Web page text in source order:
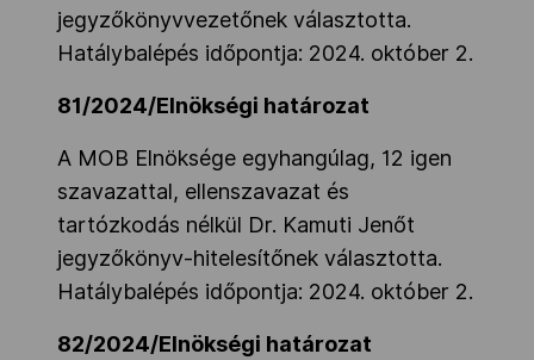
NOB
Társszervezetek
OVEP
jegyzőkönyvvezetőnek választotta.
Hatálybalépés időpontja: 2024. október 2.
81/2024/Elnökségi határozat
A MOB Elnöksége egyhangúlag, 12 igen
szavazattal, ellenszavazat és
tartózkodás nélkül Dr. Kamuti Jenőt
jegyzőkönyv-hitelesítőnek választotta.
Hatálybalépés időpontja: 2024. október 2.
82/2024/Elnökségi határozat